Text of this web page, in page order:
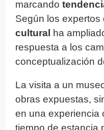
marcando
Según los expertos
cultural
ha
respuesta a los
conceptualización
La visita a un
obras expuestas,
en una experiencia
tiempo de estancia